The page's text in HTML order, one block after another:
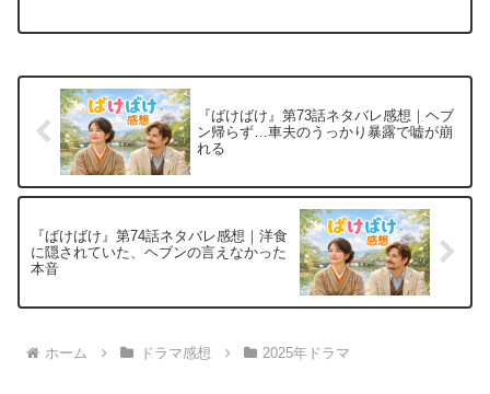
『ばけばけ』第73話ネタバレ感想｜ヘブ
ン帰らず…車夫のうっかり暴露で嘘が崩
れる
『ばけばけ』第74話ネタバレ感想｜洋食
に隠されていた、ヘブンの言えなかった
本音
ホーム ドラマ感想 2025年ドラマ